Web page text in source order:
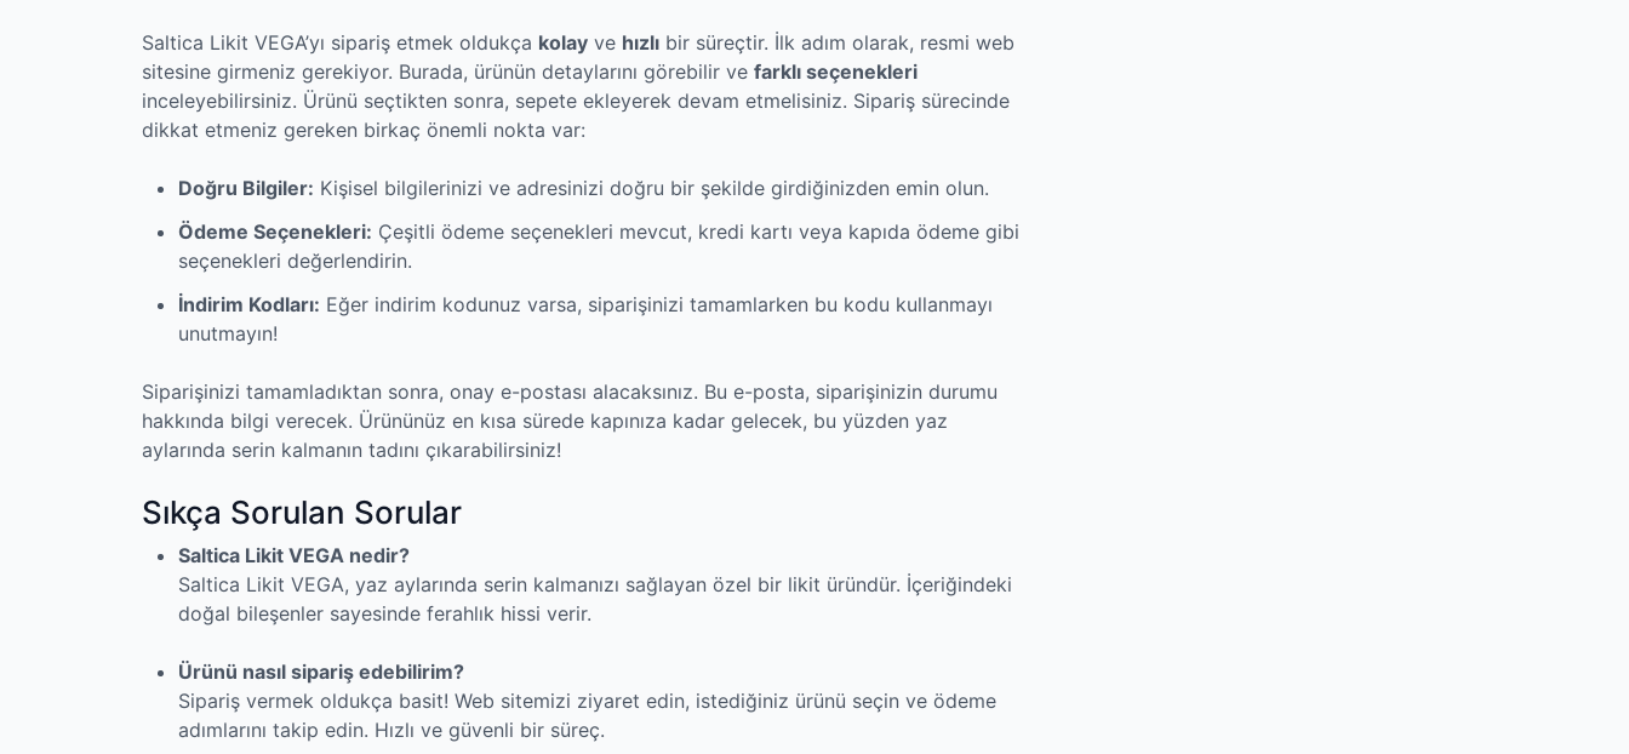
Saltica Likit VEGA’yı sipariş etmek oldukça kolay ve hızlı bir süreçtir. İlk adım olarak, resmi web
sitesine girmeniz gerekiyor. Burada, ürünün detaylarını görebilir ve farklı seçenekleri
inceleyebilirsiniz. Ürünü seçtikten sonra, sepete ekleyerek devam etmelisiniz. Sipariş sürecinde
dikkat etmeniz gereken birkaç önemli nokta var:
Doğru Bilgiler: Kişisel bilgilerinizi ve adresinizi doğru bir şekilde girdiğinizden emin olun.
Ödeme Seçenekleri: Çeşitli ödeme seçenekleri mevcut, kredi kartı veya kapıda ödeme gibi
seçenekleri değerlendirin.
İndirim Kodları: Eğer indirim kodunuz varsa, siparişinizi tamamlarken bu kodu kullanmayı
unutmayın!
Siparişinizi tamamladıktan sonra, onay e-postası alacaksınız. Bu e-posta, siparişinizin durumu
hakkında bilgi verecek. Ürününüz en kısa sürede kapınıza kadar gelecek, bu yüzden yaz
aylarında serin kalmanın tadını çıkarabilirsiniz!
Sıkça Sorulan Sorular
Saltica Likit VEGA nedir?
Saltica Likit VEGA, yaz aylarında serin kalmanızı sağlayan özel bir likit üründür. İçeriğindeki
doğal bileşenler sayesinde ferahlık hissi verir.
Ürünü nasıl sipariş edebilirim?
Sipariş vermek oldukça basit! Web sitemizi ziyaret edin, istediğiniz ürünü seçin ve ödeme
adımlarını takip edin. Hızlı ve güvenli bir süreç.